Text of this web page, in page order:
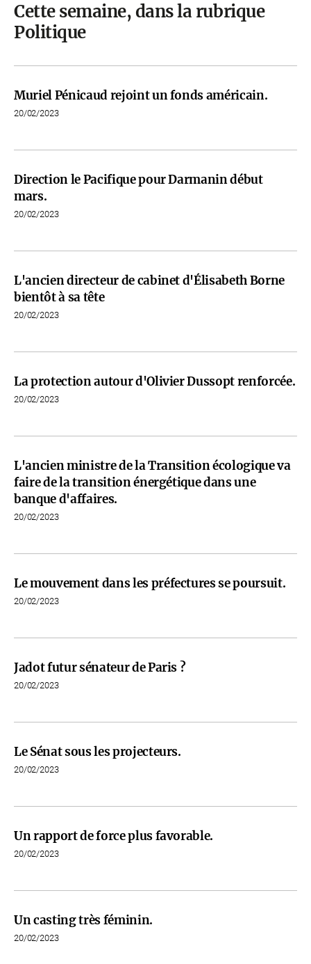
Cette semaine, dans la rubrique
Politique
Muriel Pénicaud rejoint un fonds américain.
20/02/2023
Direction le Pacifique pour Darmanin début
mars.
20/02/2023
L'ancien directeur de cabinet d'Élisabeth Borne
bientôt à sa tête
20/02/2023
La protection autour d'Olivier Dussopt renforcée.
20/02/2023
L'ancien ministre de la Transition écologique va
faire de la transition énergétique dans une
banque d'affaires.
20/02/2023
Le mouvement dans les préfectures se poursuit.
20/02/2023
Jadot futur sénateur de Paris ?
20/02/2023
Le Sénat sous les projecteurs.
20/02/2023
Un rapport de force plus favorable.
20/02/2023
Un casting très féminin.
20/02/2023